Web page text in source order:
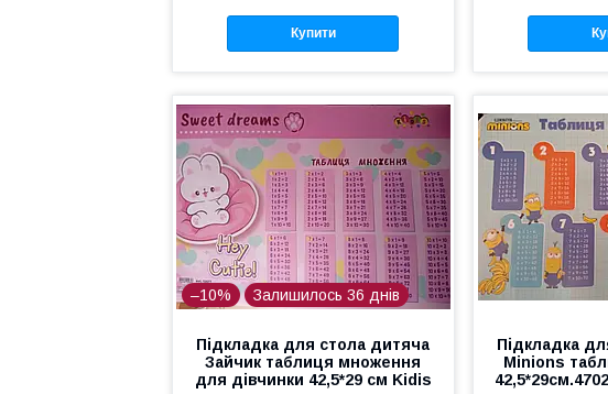
Купити
–10% Залишилось 36 днів
Підкладка для стола дитяча
Зайчик таблиця множення
для дівчинки 42,5*29 см Kidis
Підкладка
Minions